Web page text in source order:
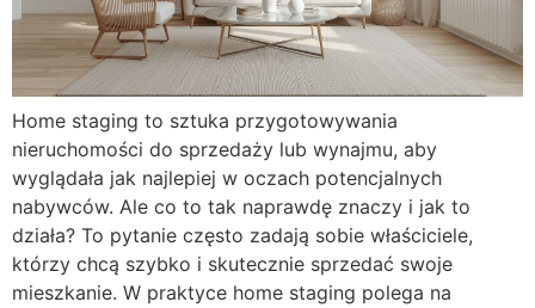
Home staging to sztuka przygotowywania
nieruchomości do sprzedaży lub wynajmu, aby
wyglądała jak najlepiej w oczach potencjalnych
nabywców. Ale co to tak naprawdę znaczy i jak to
działa? To pytanie często zadają sobie właściciele,
którzy chcą szybko i skutecznie sprzedać swoje
mieszkanie. W praktyce home staging polega na